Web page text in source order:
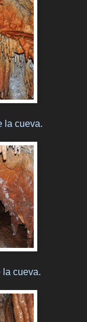
la cueva.
la cueva.